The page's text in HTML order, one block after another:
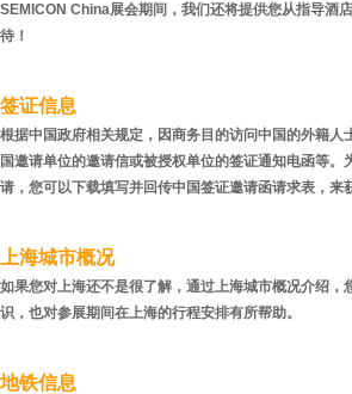
SEMICON China展会期间，我们还将提供您从指导酒
待！
签证信息
根据中国政府相关规定，因商务目的访问中国的外籍人
国邀请单位的邀请信或被授权单位的签证通知电函等。
请，您可以下载填写并回传中国签证邀请函请求表，来
上海城市概况
如果您对上海还不是很了解，通过上海城市概况介绍，
识，也对参展期间在上海的行程安排有所帮助。
地铁信息